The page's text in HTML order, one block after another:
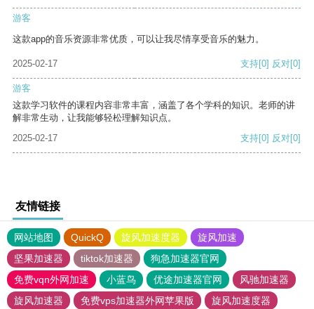
游客
这款app的音乐资源非常优质，可以让我尽情享受音乐的魅力。
2025-02-17 支持[0] 反对[0]
游客
这款学习软件的课程内容非常丰富，涵盖了各个学科的知识。老师的讲
解非常生动，让我能够轻松理解知识点。
2025-02-17
支持[0] 反对[0]
友情链接
网站地图 QuickQ 旋风加速度器
旋风加速
坚果加速器
tiktok加速器
狗急加速器官网
免费vqn外网加速
小蓝鸟 优途加速器官网
风驰加速器
旋风加速器
免费vps加速器外网苹果版 旋风加速度器